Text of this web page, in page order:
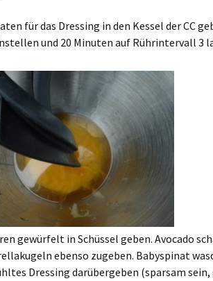
für das Dressing in den Kessel der CC
und 20 Minuten auf Rührintervall 3
gewürfelt in Schüssel geben. Avocado
ebenso zugeben. Babyspinat
Dressing darübergeben (sparsam